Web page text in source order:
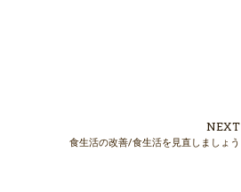
NEXT
食生活の改善/食生活を見直しましょう